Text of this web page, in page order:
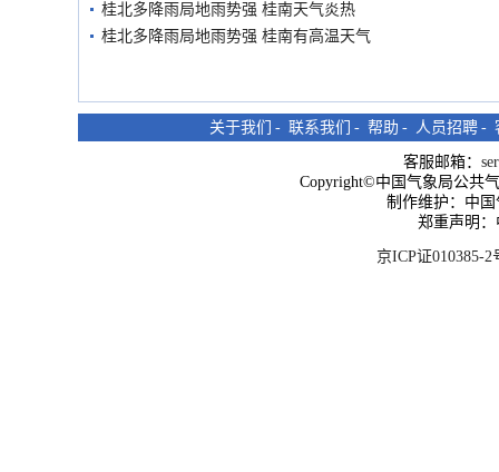
桂北多降雨局地雨势强 桂南天气炎热
桂北多降雨局地雨势强 桂南有高温天气
关于我们 - 联系我们 - 帮助 - 人员招聘 -
客服邮箱：
Copyright©中国气象局公共
制作维护：中
郑重声明
京ICP证010385-2